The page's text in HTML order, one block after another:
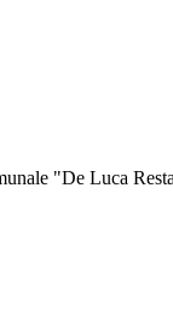
"De Luca